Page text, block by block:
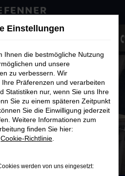
BOXER UND CITROEN JUMPER
Einstellungen
Ihnen die bestmögliche Nutzung
und unsere
zu verbessern. Wir
Präferenzen und verarbeiten
Statistiken nur, wenn Sie uns Ihre
Sie zu einem späteren Zeitpunkt
Sie die Einwilligung jederzeit
Weitere Informationen zum
finden Sie hier:
Cookie-Richtlinie
werden von uns eingesetzt: